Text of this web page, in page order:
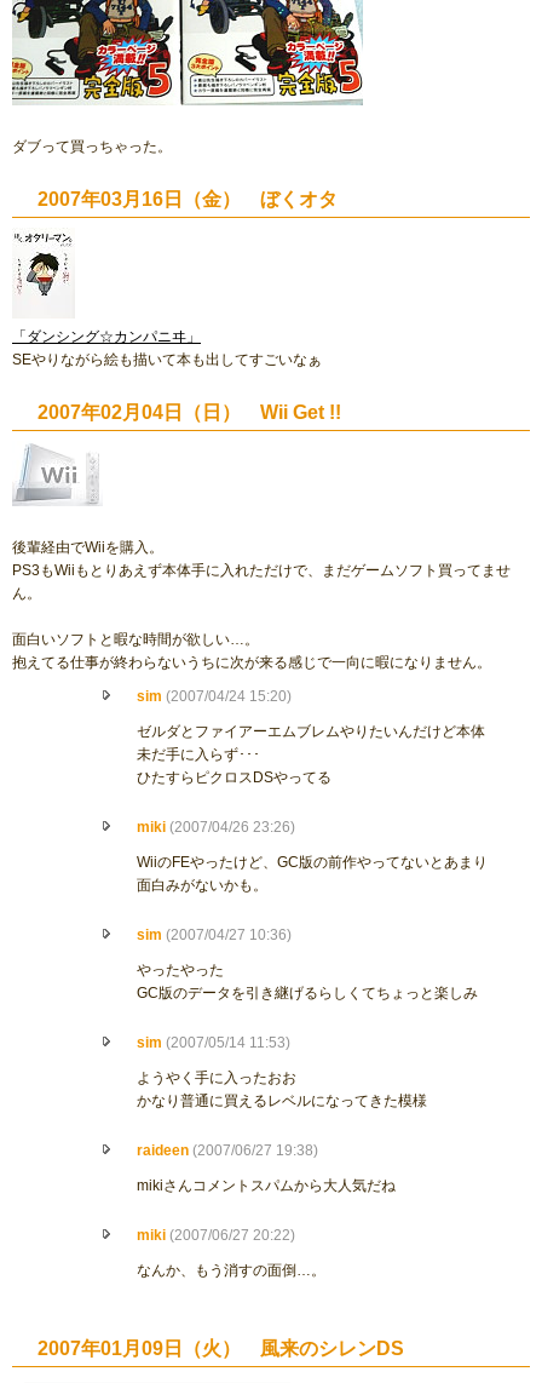
ダブって買っちゃった。
2007年03月16日（金） ぼくオタ
「ダンシング☆カンパニヰ」
SEやりながら絵も描いて本も出してすごいなぁ
2007年02月04日（日） Wii Get !!
後輩経由でWiiを購入。
PS3もWiiもとりあえず本体手に入れただけで、まだゲームソフト買ってませ
ん。
面白いソフトと暇な時間が欲しい…。
抱えてる仕事が終わらないうちに次が来る感じで一向に暇になりません。
sim (2007/04/24 15:20)
ゼルダとファイアーエムブレムやりたいんだけど本体
未だ手に入らず･･･
ひたすらピクロスDSやってる
miki (2007/04/26 23:26)
WiiのFEやったけど、GC版の前作やってないとあまり
面白みがないかも。
sim (2007/04/27 10:36)
やったやった
GC版のデータを引き継げるらしくてちょっと楽しみ
sim (2007/05/14 11:53)
ようやく手に入ったおお
かなり普通に買えるレベルになってきた模様
raideen (2007/06/27 19:38)
mikiさんコメントスパムから大人気だね
miki (2007/06/27 20:22)
なんか、もう消すの面倒…。
2007年01月09日（火） 風来のシレンDS